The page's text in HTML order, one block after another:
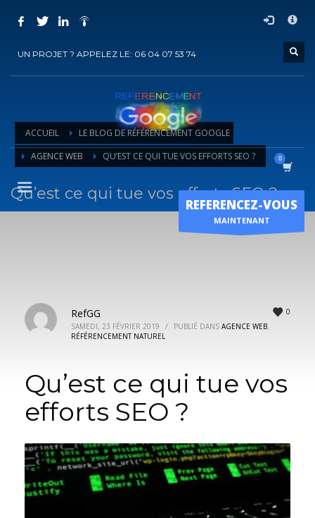
COMMENT ACHETER UN PRESTATION DE
Ajouter la prestation au panier
Vous recevrez sous 5 jours ouvrés un mail deconfirmationde
l'exécution de la prestation
Horaire d'ouverture
UN PROJET ? APPELEZ LE: 06 04 07 53 74
REFERENCEZ-VOUS
MAINTENANT
ACCUEIL
LE BLOG DE RÉFÉRENCEMENT GOOGLE
AGENCE WEB
QU’EST CE QUI TUE VOS EFFORTS SEO ?
Qu’est ce qui tue vos efforts SEO ?
0
RefGG
SAMEDI, 23 FÉVRIER 2019 / PUBLIÉ DANS AGENCE WEB,
RÉFÉRENCEMENT NATUREL
Qu’est ce qui tue vos
efforts SEO ?